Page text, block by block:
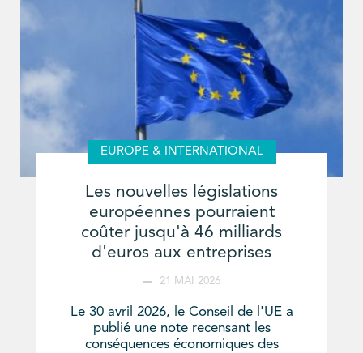
EUROPE & INTERNATIONAL
Les nouvelles législations
européennes pourraient
coûter jusqu'à 46 milliards
d'euros aux entreprises
21 MAI 2026
Le 30 avril 2026, le Conseil de l'UE a
publié une note recensant les
conséquences économiques des